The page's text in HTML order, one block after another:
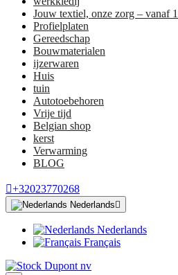
Jouw textiel, onze zorg – vanaf
Profielplaten
Gereedschap
Bouwmaterialen
ijzerwaren
Huis
tuin
Autotoebehoren
Vrije tijd
Belgian shop
kerst
Verwarming
BLOG
+32023770268
Nederlands 
Nederlands
Français